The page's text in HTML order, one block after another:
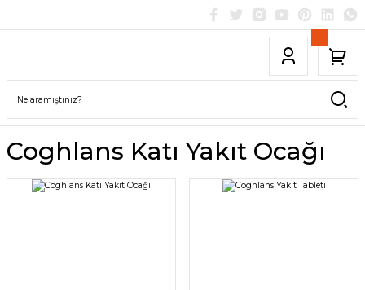
Coghlans Katı Yakıt Ocağı